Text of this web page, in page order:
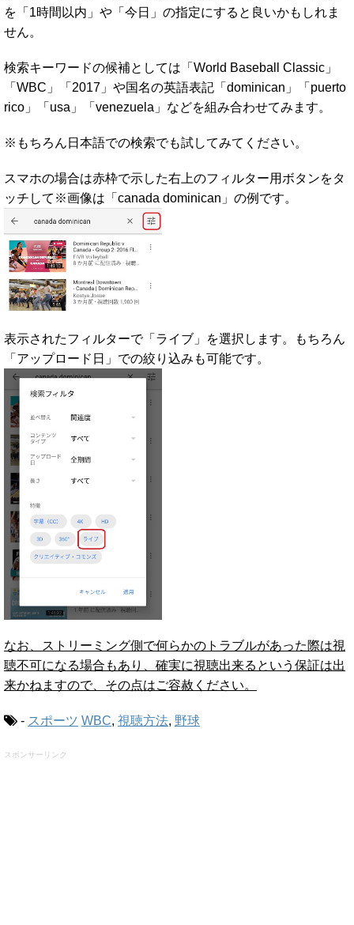
を「1時間以内」や「今日」の指定にすると良いかもしれま
せん。
検索キーワードの候補としては「World Baseball Classic」
「WBC」「2017」や国名の英語表記「dominican」「puerto
rico」「usa」「venezuela」などを組み合わせてみます。
※もちろん日本語での検索でも試してみてください。
スマホの場合は赤枠で示した右上のフィルター用ボタンをタ
ッチして※画像は「canada dominican」の例です。
表示されたフィルターで「ライブ」を選択します。もちろん
「アップロード日」での絞り込みも可能です。
なお、ストリーミング側で何らかのトラブルがあった際は視
聴不可になる場合もあり、確実に視聴出来るという保証は出
来かねますので、その点はご容赦ください。
- スポーツ WBC, 視聴方法, 野球
スポンサーリンク